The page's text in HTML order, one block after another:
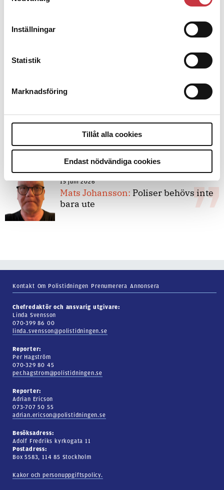
Inställningar
Statistik
Marknadsföring
Tillåt alla cookies
Endast nödvändiga cookies
7 juli 2026
Debatt:Med för höga krav på evidens
kan polisen inte göra något alls
15 juni 2026
Mats Johansson: Poliser behövs inte
bara ute
Kontakt Om Polistidningen Prenumerera Annonsera
Chefredaktör och ansvarig utgivare:
Linda Svensson
070-399 86 00
linda.svensson@polistidningen.se
Reporter:
Per Hagström
070-329 80 45
per.hagstrom@polistidningen.se
Reporter:
Adrian Ericson
073-707 50 55
adrian.ericson@polistidningen.se
Besöksadress:
Adolf Fredriks kyrkogata 11
Postadress:
Box 5583, 114 85 Stockholm
Kakor och personuppgiftspolicy.